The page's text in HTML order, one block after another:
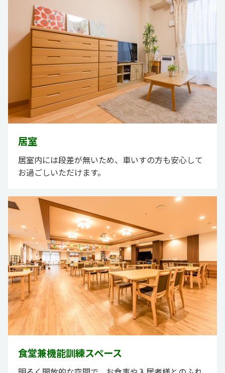
居室
居室内には段差が無いため、車いすの方も安心して
お過ごしいただけます。
食堂兼機能訓練スペース